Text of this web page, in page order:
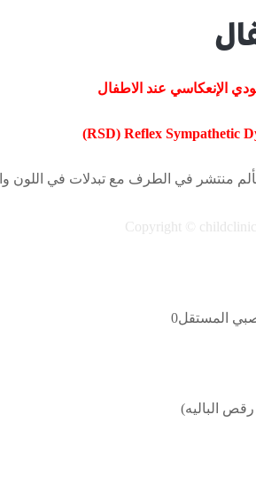
الإنعكاسي عند الاطفال
(RSD) Reflex Sympathetic
منتشر في الطرف مع تبدلات في اللون
Copyright ©
المستقل0
الباليه)